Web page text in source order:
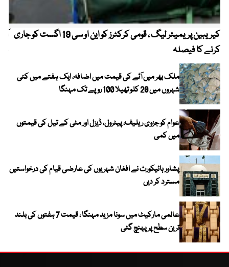
کیریبین پریمیئر لیگ ، قومی کرکٹرز کو این او سی 19 اگست کو جاری
کرنے کا فیصلہ
ملک بھر میں آٹے کی قیمت میں اضافہ، ایک ہفتے میں کئی
شہروں میں 20 کلو تھیلا 100 روپے تک مہنگا
عوام کو جزوی ریلیف، پیٹرول، ڈیزل اور مٹی کے تیل کی قیمتوں
میں کمی
پشاور ہائیکورٹ نے افغان شہریوں کی عارضی قیام کی درخواستیں
مسترد کر دیں
عالمی مارکیٹ میں سونا مزید مہنگا ، قیمت 7 ہفتوں کی بلند
ترین سطح پر پہنچ گئی